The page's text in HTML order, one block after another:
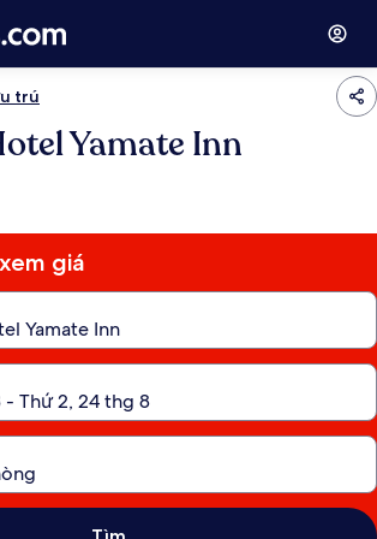
trú
Yamate Inn
giá